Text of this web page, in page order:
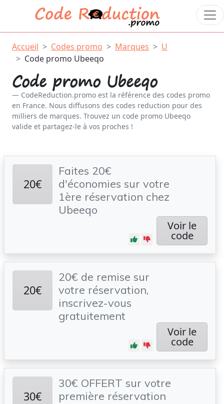
Accueil Codes promo Marques
U
Code promo Ubeeqo
Code promo Ubeeqo
CodeReduction.promo est la référence des codes promo
en France. Nous diffusons des codes reduction pour des
milliers de marques. Trouvez un code promo Ubeeqo
valide et partagez-le à vos proches !
20€
Faites 20€
d'économies sur votre
1ère réservation chez
Ubeeqo
Voir le
code
20€
20€ de remise sur
votre réservation,
inscrivez-vous
gratuitement
Voir le
code
30€
30€ OFFERT sur votre
première réservation